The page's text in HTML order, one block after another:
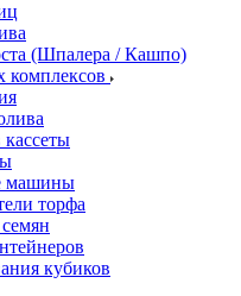
(Шпалера / Кашпо)
комплексов
машины
торфа
кубиков